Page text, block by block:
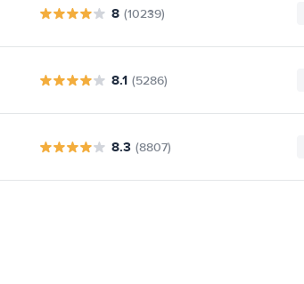
8 (10239)
8.1 (5286)
8.3 (8807)